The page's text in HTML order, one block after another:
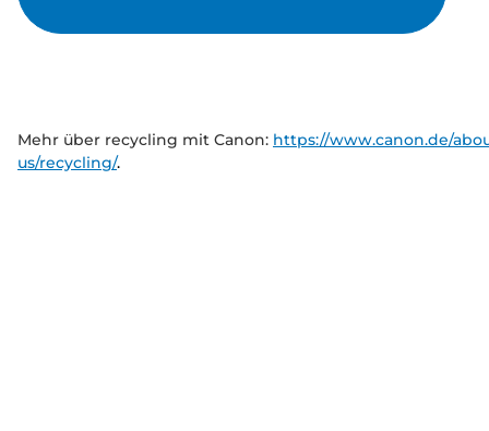
Mehr über recycling mit Canon: https://www.canon.de/
us/recycling/.